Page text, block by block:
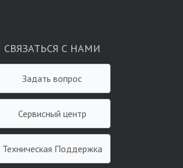
СВЯЗАТЬСЯ С НАМИ
Задать вопрос
Сервисный центр
Техническая Поддержка